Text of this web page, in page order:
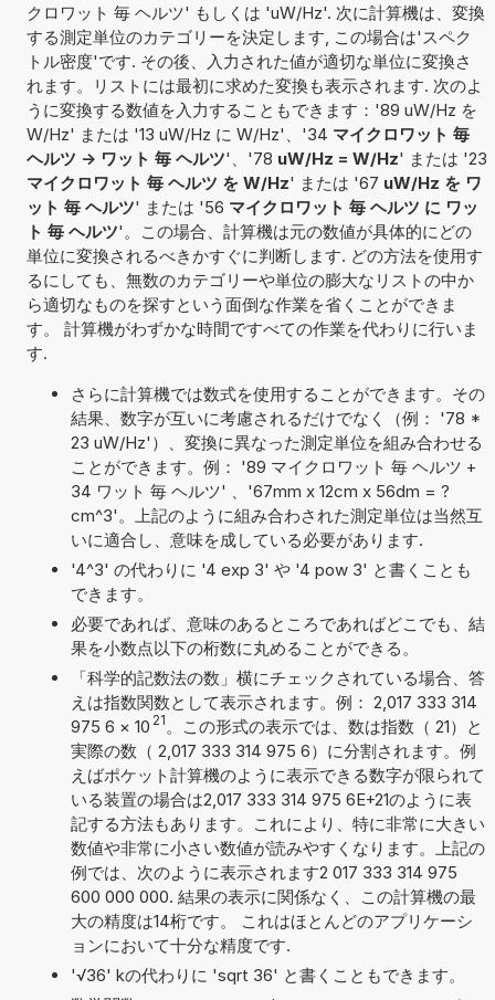
クロワット 毎 ヘルツ' もしくは 'uW/Hz'. 次に計算機は、変換
する測定単位のカテゴリーを決定します, この場合は'スペク
トル密度'です. その後、入力された値が適切な単位に変換さ
れます。リストには最初に求めた変換も表示されます. 次のよ
うに変換する数値を入力することもできます：'89 uW/Hz を
W/Hz' または '13 uW/Hz に W/Hz'、'34 マイクロワット 毎
ヘルツ -> ワット 毎 ヘルツ'、'78 uW/Hz = W/Hz' または '23
マイクロワット 毎 ヘルツ を W/Hz' または '67 uW/Hz を ワ
ット 毎 ヘルツ' または '56 マイクロワット 毎 ヘルツ に ワッ
ト 毎 ヘルツ'。この場合、計算機は元の数値が具体的にどの
単位に変換されるべきかすぐに判断します. どの方法を使用す
るにしても、無数のカテゴリーや単位の膨大なリストの中か
ら適切なものを探すという面倒な作業を省くことができま
す。 計算機がわずかな時間ですべての作業を代わりに行いま
す.
さらに計算機では数式を使用することができます。その
結果、数字が互いに考慮されるだけでなく（例： '78 *
23 uW/Hz'）、変換に異なった測定単位を組み合わせる
ことができます。例： '89 マイクロワット 毎 ヘルツ +
34 ワット 毎 ヘルツ' 、'67mm x 12cm x 56dm = ?
cm^3'。上記のように組み合わされた測定単位は当然互
いに適合し、意味を成している必要があります.
'4^3' の代わりに '4 exp 3' や '4 pow 3' と書くことも
できます。
必要であれば、意味のあるところであればどこでも、結
果を小数点以下の桁数に丸めることができる。
「科学的記数法の数」横にチェックされている場合、答
えは指数関数として表示されます。例： 2,017 333 314
975 6 × 10 21 。この形式の表示では、数は指数（ 21）と
実際の数（ 2,017 333 314 975 6）に分割されます。例
えばポケット計算機のように表示できる数字が限られて
いる装置の場合は2,017 333 314 975 6E+21のように表
記する方法もあります。これにより、特に非常に大きい
数値や非常に小さい数値が読みやすくなります。上記の
例では、次のように表示されます2 017 333 314 975
600 000 000. 結果の表示に関係なく、この計算機の最
大の精度は14桁です。 これはほとんどのアプリケーシ
ョンにおいて十分な精度です.
'√36' kの代わりに 'sqrt 36' と書くこともできます。